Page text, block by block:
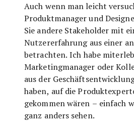
Auch wenn man leicht
Produktmanager und
Sie andere Stakeholder mit
Nutzererfahrung aus einer
betrachten. Ich habe
Marketingmanager oder
aus der
haben, auf die
gekommen wären – einfach
ganz anders sehen.